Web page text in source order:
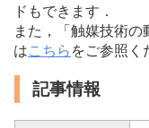
ドもできます．
また，「触媒技術
はこちら をご参照く
記事情報